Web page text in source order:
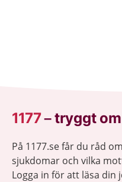
1177–tryggt
På 1177.se får du råd
sjukdomar och vilka
Logga in för att läsa din